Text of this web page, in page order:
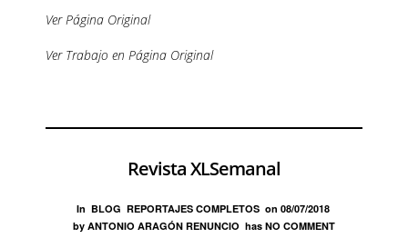
Ver Página Original
Ver Trabajo en Página Original
Revista XLSemanal
In BLOG REPORTAJES COMPLETOSon 08/07/2018
by ANTONIO ARAGÓN RENUNCIO has NO COMMENT